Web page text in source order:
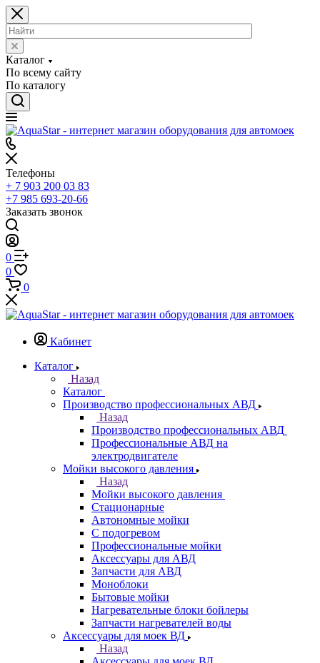
Каталог
По всему сайту
По каталогу
Телефоны
+ 7 903 200 03 83
+7 985 693-20-66
Заказать звонок
0
0
0
Кабинет
Каталог
Назад
Каталог
Производство профессиональных АВД
Назад
Производство профессиональных АВД
Профессиональные АВД на
электродвигателе
Мойки высокого давления
Назад
Мойки высокого давления
Стационарные
Автономные мойки
С подогревом
Профессиональные мойки
Аксессуары для АВД
Запчасти для АВД
Моноблоки
Бытовые мойки
Нагревательные блоки бойлеры
Запчасти нагревателей воды
Аксессуары для моек ВД
Назад